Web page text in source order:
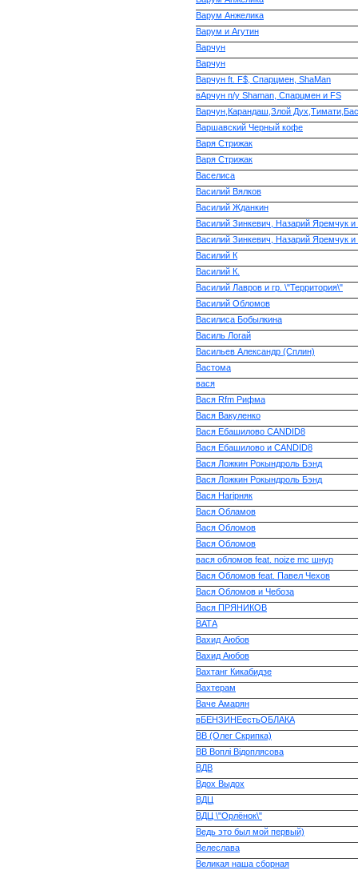
Варум Анжелика
Варум и Агутин
Варчун
Варчун
Варчун ft. F$, Спарцмен, ShaMan
вАрчун п/у Shaman, Спарцмен и FS
Варчун,Карандаш,Злой
Варшавский Черный кофе
Варя Стрижак
Варя Стрижак
Васелиса
Василий Вялков
Василий Жданкин
Василий Зинкевич, Назарий Яремчук
Василий Зинкевич, Назарий Яремчук
Василий К
Василий К.
Василий Лавров и гр. \"Территория\"
Василий Обломов
Василиса Бобылкина
Василь Логай
Васильев Александр (Сплин)
Вастома
вася
Вася Rfm Рифма
Вася Вакуленко
Вася Ебашилово CANDID8
Вася Ебашилово и CANDID8
Вася Ложкин Рокындроль Бэнд
Вася Ложкин Рокындроль Бэнд
Вася Нагірняк
Вася Обламов
Вася Обломов
Вася Обломов
вася обломов feat. noize mc шнур
Вася Обломов feat. Павел Чехов
Вася Обломов и Чебоза
Вася ПРЯНИКОВ
ВАТА
Вахид Аюбов
Вахид Аюбов
Вахтанг Кикабидзе
Вахтерам
Ваче Амарян
вБЕНЗИНЕестьОБЛАКА
ВВ (Олег Скрипка)
ВВ Воплі Відоплясова
ВДВ
Вдох Выдох
ВДЦ
ВДЦ \"Орлёнок\"
Ведь это был мой первый)
Велеслава
Великая наша сборная